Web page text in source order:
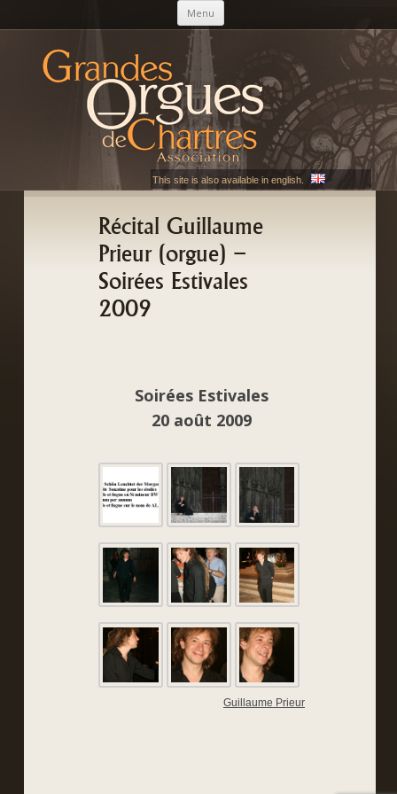
Menu Aller au contenu principal
AGOC
Les Grandes Orgues de Chartres
This site is also available in english.
Récital Guillaume
Prieur (orgue) –
Soirées Estivales
2009
Soirées Estivales
20 août 2009
Guillaume Prieur